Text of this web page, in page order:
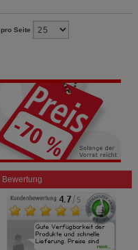
pro Seite
Bewertung